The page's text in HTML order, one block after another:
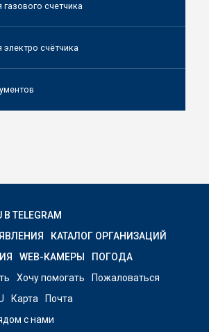
счетчика
счётчика
В TELEGRAM
КАТАЛОГ ОРГАНИЗАЦИЙ
WEB-КАМЕРЫ
ПОГОДА
Хочу помогать
Пожаловаться
Карта
Почта
с нами